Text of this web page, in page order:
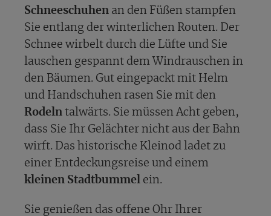
Schneeschuhen an den Füßen stampfen
Sie entlang der winterlichen Routen. Der
Schnee wirbelt durch die Lüfte und Sie
lauschen gespannt dem Windrauschen in
den Bäumen. Gut eingepackt mit Helm
und Handschuhen rasen Sie mit den
Rodeln talwärts. Sie müssen Acht geben,
dass Sie Ihr Gelächter nicht aus der Bahn
wirft. Das historische Kleinod ladet zu
einer Entdeckungsreise und einem
kleinen Stadtbummel ein.
Sie genießen das offene Ohr Ihrer